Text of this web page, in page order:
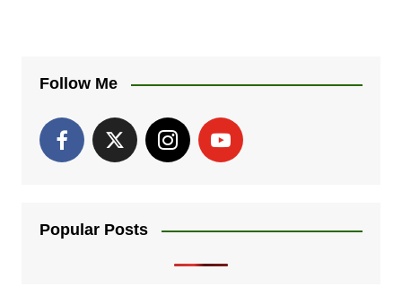
Follow Me
Popular Posts